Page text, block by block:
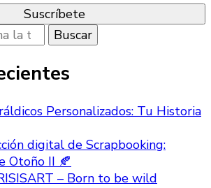
Personalizados: Tu Historia
digital de Scrapbooking:
Otoño II 🍂
– Born to be wild